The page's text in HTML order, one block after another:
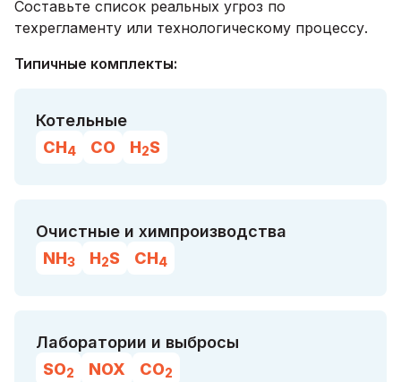
Составьте список реальных угроз по
техрегламенту или технологическому процессу.
Типичные комплекты:
Котельные
CH4 CO H2S
Очистные и химпроизводства
NH3 H2S CH4
Лаборатории и выбросы
SO2 NOX CO2